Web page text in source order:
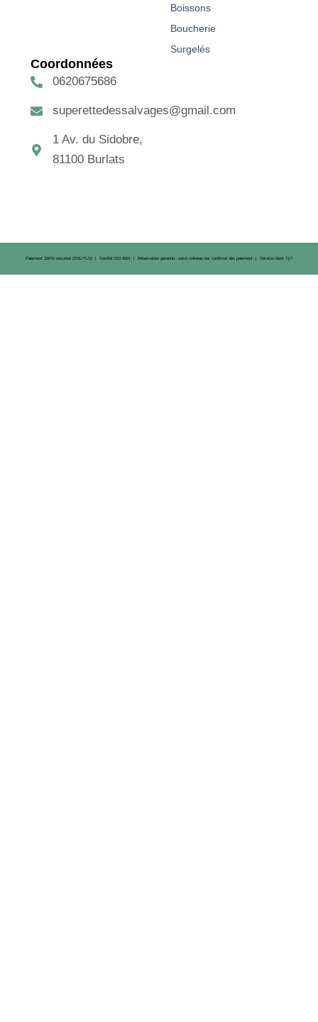
Boissons
Boucherie
Surgelés
Coordonnées
0620675686
superettedessalvages@gmail.com
1 Av. du Sidobre,
81100 Burlats
Paiement 100 % sécurisé (SSL/TLS) | Certifié ISO 9001 | Réservation garantie : votre créneau est confirmé dès paiement | Service client 7 j/7